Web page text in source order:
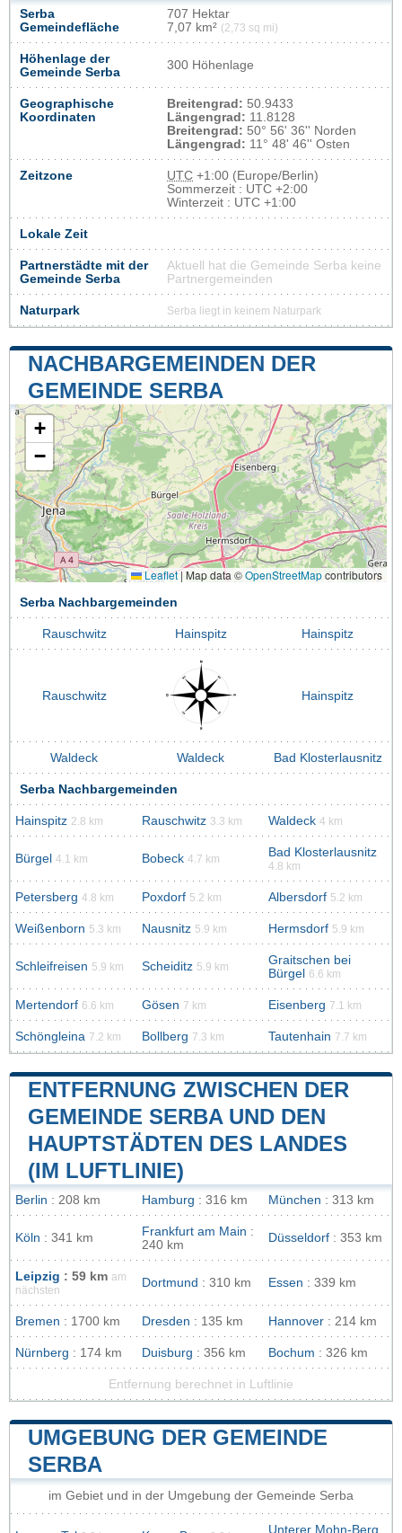
Serba
Gemeindefläche
707 Hektar
7,07 km² (2,73 sq mi)
Höhenlage der
Gemeinde Serba
300 Höhenlage
Geographische
Koordinaten
Breitengrad: 50.9433
Längengrad: 11.8128
Breitengrad: 50° 56' 36'' Norden
Längengrad: 11° 48' 46'' Osten
Zeitzone UTC +1:00 (Europe/Berlin)
Sommerzeit : UTC +2:00
Winterzeit : UTC +1:00
Lokale Zeit
Partnerstädte mit der
Gemeinde Serba
Aktuell hat die Gemeinde Serba keine
Partnergemeinden
Naturpark Serba liegt in keinem Naturpark
NACHBARGEMEINDEN DER
GEMEINDE SERBA
+
−
Leaflet|Map data ©OpenStreetMapcontributors
Serba Nachbargemeinden
Rauschwitz Hainspitz Hainspitz
Rauschwitz Hainspitz
Waldeck Waldeck Bad Klosterlausnitz
Serba Nachbargemeinden
Hainspitz 2.8 km Rauschwitz 3.3 km Waldeck 4 km
Bürgel 4.1 km Bobeck 4.7 km Bad Klosterlausnitz
4.8 km
Petersberg 4.8 km Poxdorf 5.2 km Albersdorf 5.2 km
Weißenborn 5.3 km Nausnitz 5.9 km Hermsdorf 5.9 km
Schleifreisen 5.9 km Scheiditz 5.9 km
Graitschen bei
Bürgel 6.6 km
Mertendorf 6.6 km Gösen 7 km Eisenberg 7.1 km
Schöngleina 7.2 km Bollberg 7.3 km Tautenhain 7.7 km
ENTFERNUNG ZWISCHEN DER
GEMEINDE SERBA UND DEN
HAUPTSTÄDTEN DES LANDES
(IM LUFTLINIE)
Berlin : 208 km Hamburg : 316 km München : 313 km
Köln : 341 km Frankfurt am Main :
240 km
Düsseldorf : 353 km
Leipzig : 59 km am
nächsten
Dortmund : 310 km Essen : 339 km
Bremen : 1700 km Dresden : 135 km Hannover : 214 km
Nürnberg : 174 km Duisburg : 356 km Bochum : 326 km
Entfernung berechnet in Luftlinie
UMGEBUNG DER GEMEINDE
SERBA
im Gebiet und in der Umgebung der Gemeinde Serba
Unterer Mohn-Berg